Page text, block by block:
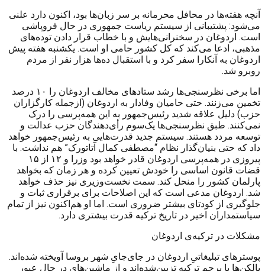
آنچه هفته‌ها در محافل محرمانه بر سر زبان‌ها بود، اکنون دارد علنی
می‌شود: پشتیبانی از سیستم ریاست جمهوری در حال فروپاشی
است. اردوغان در سخنرانی‌هایش و با خطاب قرار دادن توده‌های
مذهبی، ادعا می‌کند که کل کشور حامی او است. یکشنبه هفته پیش
اردوغان به آنکارا سفر کرد و با استقبال ده‌ها هزار نفر از مردم
روبرو شد.
اما برخی نظرسنجی‌ها رشد ستادهای مخالف اردوغان را ۱۰ درصد
تخمین می‌زنند. حتی حامیان وفادار به اردوغان (ازجمله کارگزاران
حزب) دلیل علاقه شدید رئیس‌جمهور به این همه‌پرسی را درک
نمی‌کنند. طبق نظرسنجی‌ها یک‌سوم رأی‌دهندگان حزب عدالت و
توسعه مردد هستند. سیستم جدید قدرت‌هایی به رئیس‌جمهور خواهد
داد که حتی بنیان‌گذار نظام “مصطفی کمال آتاتورک” هم نداشت. با
پیروزی در همه‌پرسی اردوغان قادر خواهد بود وزرا و ۱۲ از ۱۵
قضات قانون اساسی را خودش تعیین کرده و هر زمان که بخواهد
پارلمان کشور را منحل کند. سمت نخست‌وزیری نیز حذف خواهد
شد. اردوغان مدعی است که این اصلاحات برای برقراری ثبات و
جلوگیری از کودتای بیشتر ضروری است. اما او هم‌اکنون نیز از تمام
سیاستمداران اخیر در تاریخ ترکیه قدرت بیشتری دارد.
مشکلات در ترکیه‌ی اردوغان
پوسترهای تبلیغاتیِ اردوغان در جای‌‌جایِ شهر بروسا آویخته شده‌اند.
بالکن‌ها با پرچم ترکیه تزیین‌شده‌اند و از ماشین‌های در حال عبور